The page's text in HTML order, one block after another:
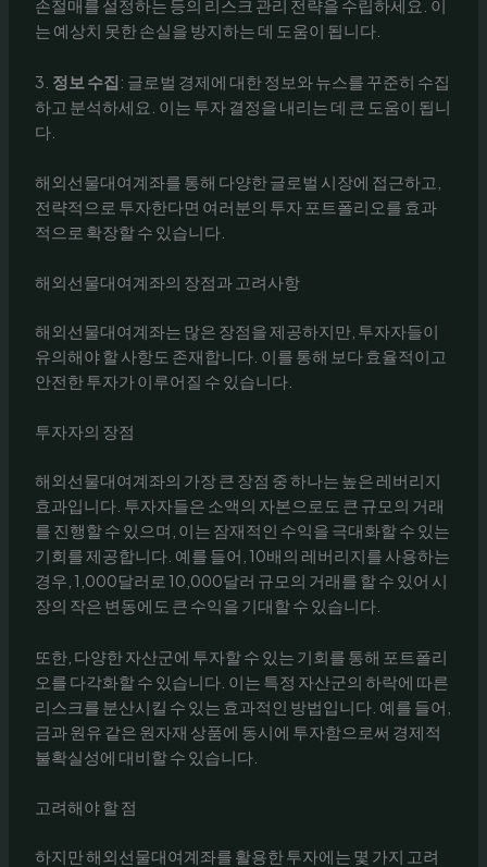
손절매를 설정하는 등의 리스크 관리 전략을 수립하세요. 이
는 예상치 못한 손실을 방지하는 데 도움이 됩니다.
3. 정보 수집 : 글로벌 경제에 대한 정보와 뉴스를 꾸준히 수집
하고 분석하세요. 이는 투자 결정을 내리는 데 큰 도움이 됩니
다.
해외선물대여계좌를 통해 다양한 글로벌 시장에 접근하고,
전략적으로 투자한다면 여러분의 투자 포트폴리오를 효과
적으로 확장할 수 있습니다.
해외선물대여계좌의 장점과 고려사항
해외선물대여계좌는 많은 장점을 제공하지만, 투자자들이
유의해야 할 사항도 존재합니다. 이를 통해 보다 효율적이고
안전한 투자가 이루어질 수 있습니다.
투자자의 장점
해외선물대여계좌의 가장 큰 장점 중 하나는 높은 레버리지
효과입니다. 투자자들은 소액의 자본으로도 큰 규모의 거래
를 진행할 수 있으며, 이는 잠재적인 수익을 극대화할 수 있는
기회를 제공합니다. 예를 들어, 10배의 레버리지를 사용하는
경우, 1,000달러로 10,000달러 규모의 거래를 할 수 있어 시
장의 작은 변동에도 큰 수익을 기대할 수 있습니다.
또한, 다양한 자산군에 투자할 수 있는 기회를 통해 포트폴리
오를 다각화할 수 있습니다. 이는 특정 자산군의 하락에 따른
리스크를 분산시킬 수 있는 효과적인 방법입니다. 예를 들어,
금과 원유 같은 원자재 상품에 동시에 투자함으로써 경제적
불확실성에 대비할 수 있습니다.
고려해야 할 점
하지만 해외선물대여계좌를 활용한 투자에는 몇 가지 고려